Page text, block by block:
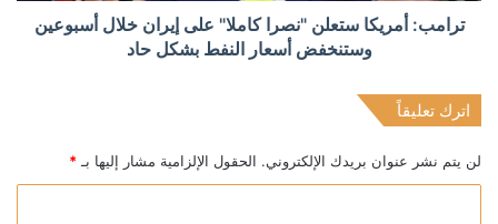
ترامب: أمريكا ستعلن "نصرا كاملا" على إيران خلال أسبوعين
وستنخفض أسعار النفط بشكل حاد
اترك تعليقاً
لن يتم نشر عنوان بريدك الإلكتروني. الحقول الإلزامية مشار إليها بـ *